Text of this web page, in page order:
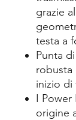
grazie
testa a
Punta
robusta
inizio di
I Power
origine